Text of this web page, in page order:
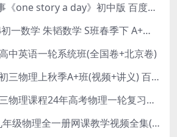
一天一个小故事《one story a day》初中版 百度网盘分享下载
初中数学 2024初一数学 朱韬数学 S班春季下 A+班春季下 百度云网盘
中英语一轮系统班(全国卷+北京卷)
杨萌物理2023初三物理上秋季A+班(视频+讲义) 百度网盘分享
2024赵玉峰高三物理课程24年高考物理一轮复习网课教程
沪科版(初三)九年级物理全一册网课教学视频全集(录播版 杜春雨 66讲)